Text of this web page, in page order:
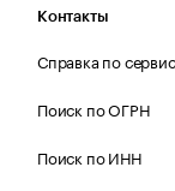
Контакты
Справка по
Поиск по ОГРН
Поиск по ИНН